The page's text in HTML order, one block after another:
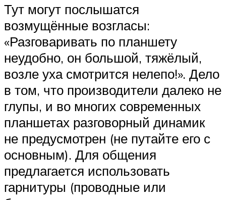
Тут могут послышатся
возмущённые возгласы:
«Разговаривать по планшету
неудобно, он большой, тяжёлый,
возле уха смотрится нелепо!». Дело
в том, что производители далеко не
глупы, и во многих современных
планшетах разговорный динамик
не предусмотрен (не путайте его с
основным). Для общения
предлагается использовать
гарнитуры (проводные или